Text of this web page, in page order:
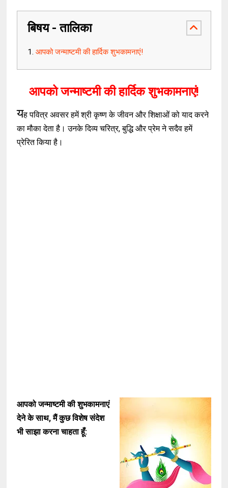
बिषय - तालिका
आपको जन्माष्टमी की हार्दिक शुभकामनाएं!
आपको जन्माष्टमी की हार्दिक शुभकामनाएं!
यह पवित्र अवसर हमें श्री कृष्ण के जीवन और शिक्षाओं को याद करने
का मौका देता है। उनके दिव्य चरित्र, बुद्धि और प्रेम ने सदैव हमें
प्रेरित किया है।
आपको जन्माष्टमी की शुभकामनाएं
देने के साथ, मैं कुछ विशेष संदेश
भी साझा करना चाहता हूँ: